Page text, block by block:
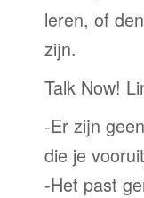
leren, of
zijn.
Talk Now!
-Er zijn
die je
-Het past